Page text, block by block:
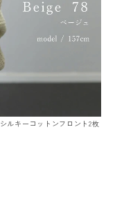
シルキーコットンフロント2枚